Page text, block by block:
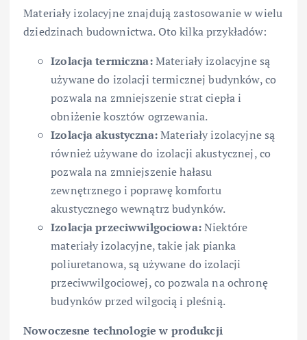
Materiały izolacyjne znajdują zastosowanie w wielu
dziedzinach budownictwa. Oto kilka przykładów:
Izolacja termiczna:Materiały izolacyjne są
używane do izolacji termicznej budynków, co
pozwala na zmniejszenie strat ciepła i
obniżenie kosztów ogrzewania.
Izolacja akustyczna:Materiały izolacyjne są
również używane do izolacji akustycznej, co
pozwala na zmniejszenie hałasu
zewnętrznego i poprawę komfortu
akustycznego wewnątrz budynków.
Izolacja przeciwwilgociowa:Niektóre
materiały izolacyjne, takie jak pianka
poliuretanowa, są używane do izolacji
przeciwwilgociowej, co pozwala na ochronę
budynków przed wilgocią i pleśnią.
Nowoczesne technologie w produkcji